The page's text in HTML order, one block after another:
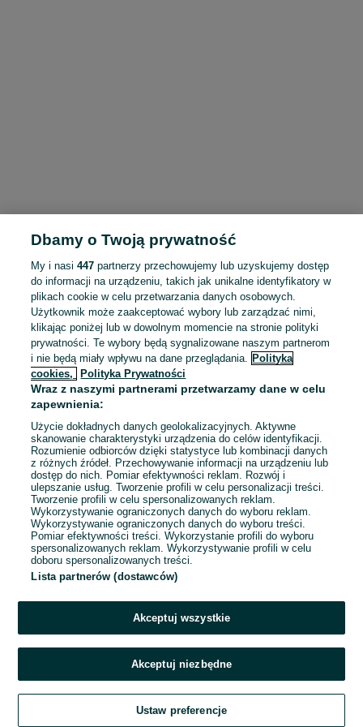
To ogłoszenie nie jest już dostępne
Przejdź na stronę główną
Dbamy o Twoją prywatność
My i nasi447 partnerzy przechowujemy lub uzyskujemy dostęp
do informacji na urządzeniu, takich jak unikalne identyfikatory w
plikach cookie w celu przetwarzania danych osobowych.
Użytkownik może zaakceptować wybory lub zarządzać nimi,
klikając poniżej lub w dowolnym momencie na stronie polityki
prywatności. Te wybory będą sygnalizowane naszym partnerom
i nie będą miały wpływu na dane przeglądania. Polityka
cookies,
Polityka Prywatności
Wraz z naszymi partnerami przetwarzamy dane w celu
zapewnienia:
Użycie dokładnych danych geolokalizacyjnych. Aktywne
skanowanie charakterystyki urządzenia do celów identyfikacji.
Rozumienie odbiorców dzięki statystyce lub kombinacji danych
z różnych źródeł. Przechowywanie informacji na urządzeniu lub
dostęp do nich. Pomiar efektywności reklam. Rozwój i
ulepszanie usług. Tworzenie profili w celu personalizacji treści.
Tworzenie profili w celu spersonalizowanych reklam.
Wykorzystywanie ograniczonych danych do wyboru reklam.
Wykorzystywanie ograniczonych danych do wyboru treści.
Pomiar efektywności treści. Wykorzystanie profili do wyboru
spersonalizowanych reklam. Wykorzystywanie profili w celu
doboru spersonalizowanych treści.
Lista partnerów (dostawców)
Akceptuj wszystkie
Akceptuj niezbędne
Ustaw preferencje